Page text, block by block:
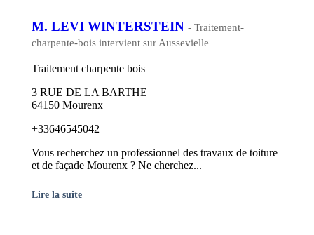
M. LEVI WINTERSTEIN - Traitement-
charpente-bois intervient sur Aussevielle
Traitement charpente bois
3 RUE DE LA BARTHE
64150 Mourenx
+33646545042
Vous recherchez un professionnel des travaux de toiture
et de façade Mourenx ? Ne cherchez...
Lire la suite